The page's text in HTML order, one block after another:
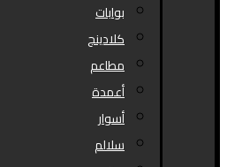
بوابات
كلادينج
مطاعم
أعمدة
أسوار
سلالم